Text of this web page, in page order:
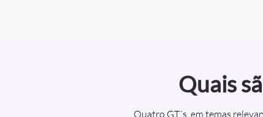
Quais
Quatro GT´s, em temas